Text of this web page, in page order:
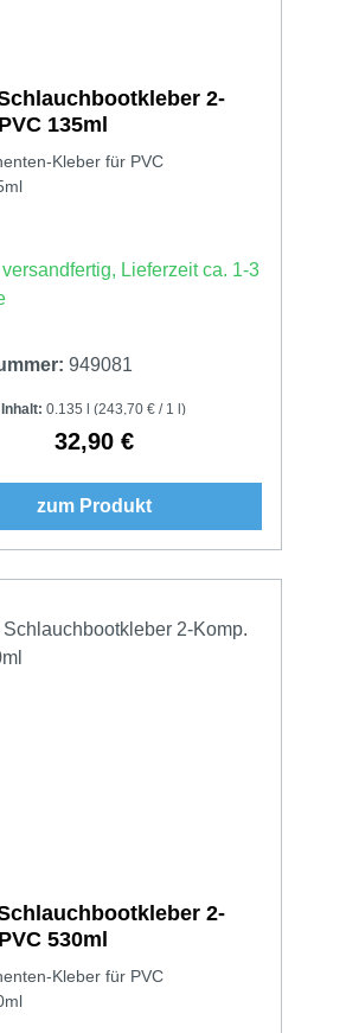
2-
135ml
Kleber für PVC
Lieferzeit ca. 1-3
949081
Inhalt: 0.135 l (243,70 € / 1 l)
Regulärer Preis:
32,90 €
zum Produkt
2-
530ml
Kleber für PVC